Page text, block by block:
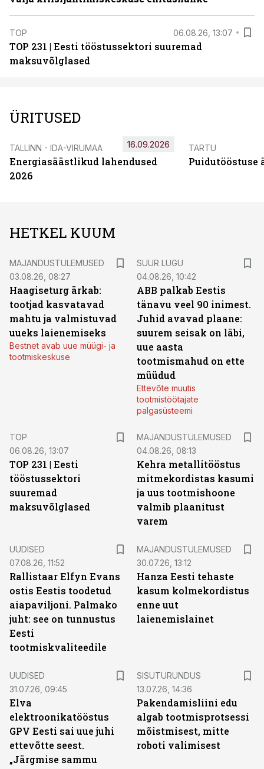
TOP 06.08.26, 13:07
TOP 231 | Eesti tööstussektori suuremad
maksuvõlglased
ÜRITUSED
TALLINN - IDA-VIRUMAA
Energiasäästlikud lahendused
2026
16.09.2026 TARTU
Puidutööstuse
HETKEL KUUM
MAJANDUSTULEMUSED
03.08.26, 08:27
Haagiseturg ärkab:
tootjad kasvatavad
mahtu ja valmistuvad
uueks laienemiseks
Bestnet avab uue müügi- ja
tootmiskeskuse
SUUR LUGU
04.08.26, 10:42
ABB palkab Eestis
tänavu veel 90 inimest.
Juhid avavad plaane:
suurem seisak on läbi,
uue aasta
tootmismahud on ette
müüdud
Ettevõte muutis
tootmistöötajate
palgasüsteemi
TOP
06.08.26, 13:07
TOP 231 | Eesti
tööstussektori
suuremad
maksuvõlglased
MAJANDUSTULEMUSED
04.08.26, 08:13
Kehra metallitööstus
mitmekordistas kasumi
ja uus tootmishoone
valmib plaanitust
varem
UUDISED
07.08.26, 11:52
Rallistaar Elfyn Evans
ostis Eestis toodetud
aiapaviljoni. Palmako
juht: see on tunnustus
Eesti
tootmiskvaliteedile
MAJANDUSTULEMUSED
30.07.26, 13:12
Hanza Eesti tehaste
kasum kolmekordistus
enne uut
laienemislainet
UUDISED
31.07.26, 09:45
Elva
elektroonikatööstus
GPV Eesti sai uue juhi
ettevõtte seest.
„Järgmise sammu
SISUTURUNDUS
13.07.26, 14:36
Pakendamisliini edu
algab tootmisprotsessi
mõistmisest, mitte
roboti valimisest